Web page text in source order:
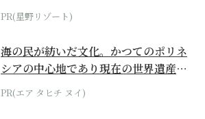
ホテル by...
PR(星野リゾート)
海の民が紡いだ文化。かつてのポリネ
シアの中心地であり現在の世界遺産か
らみえてくる...
PR(エア タヒチ ヌイ)